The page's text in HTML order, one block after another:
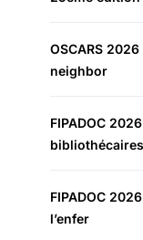
OSCARS
neighbor
FIPADOC
bibliothécaires
FIPADOC
l’enfer